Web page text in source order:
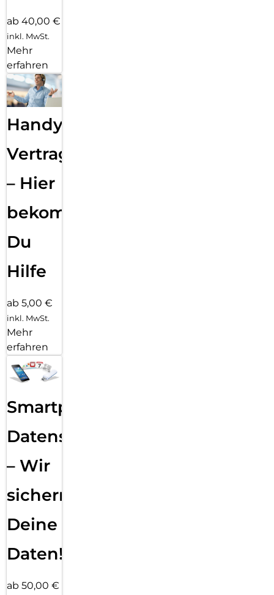
ab 40,00 €
inkl. MwSt.
Mehr
erfahren
Handy
Vertragsabwicklung
– Hier
bekommst
Du
Hilfe
ab 5,00 €
inkl. MwSt.
Mehr
erfahren
Smartphone
Datensicherung
– Wir
sichern
Deine
Daten!
ab 50,00 €